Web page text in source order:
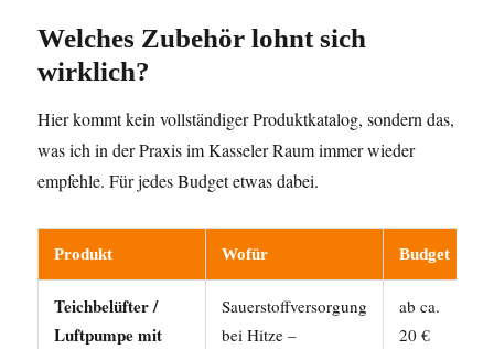
Welches Zubehör lohnt sich
wirklich?
Hier kommt kein vollständiger Produktkatalog, sondern das,
was ich in der Praxis im Kasseler Raum immer wieder
empfehle. Für jedes Budget etwas dabei.
Produkt Wofür Budget
Teichbelüfter /
Luftpumpe mit
Sauerstoffversorgung
bei Hitze –
ab ca.
20 €